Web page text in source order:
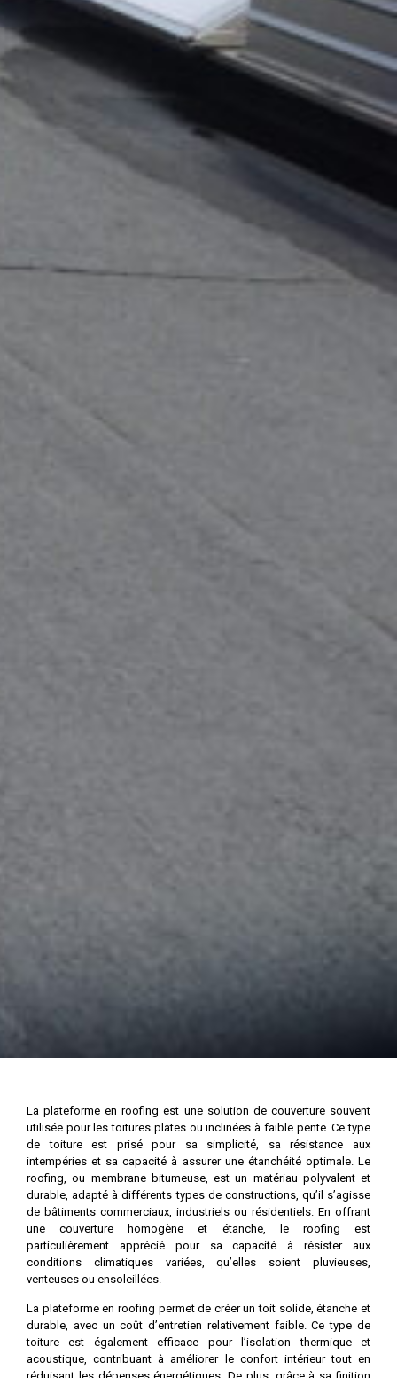
La plateforme en roofing est une solution de couverture souvent
utilisée pour les toitures plates ou inclinées à faible pente. Ce type
de toiture est prisé pour sa simplicité, sa résistance aux
intempéries et sa capacité à assurer une étanchéité optimale. Le
roofing, ou membrane bitumeuse, est un matériau polyvalent et
durable, adapté à différents types de constructions, qu’il s’agisse
de bâtiments commerciaux, industriels ou résidentiels. En offrant
une couverture homogène et étanche, le roofing est
particulièrement apprécié pour sa capacité à résister aux
conditions climatiques variées, qu’elles soient pluvieuses,
venteuses ou ensoleillées.
La plateforme en roofing permet de créer un toit solide, étanche et
durable, avec un coût d’entretien relativement faible. Ce type de
toiture est également efficace pour l’isolation thermique et
acoustique, contribuant à améliorer le confort intérieur tout en